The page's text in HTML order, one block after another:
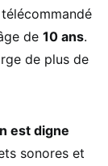
de 10 ans.
de plus de
est digne
sonores et